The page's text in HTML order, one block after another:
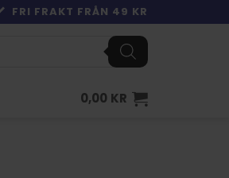
FRI FRAKT FRÅN 49 KR
0,00 KR